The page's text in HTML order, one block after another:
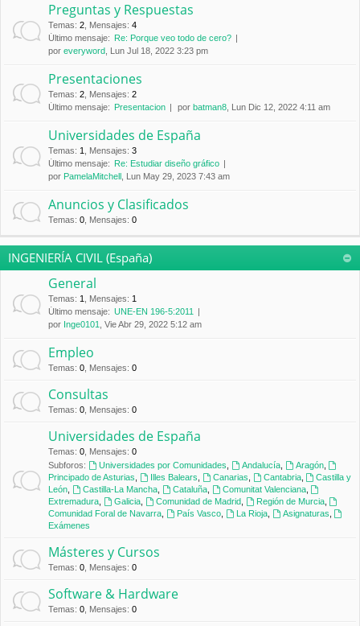
Preguntas y Respuestas
Temas: 2 Mensajes: 4
Último mensaje: Re: Porque veo todo de cero?
por everyword , Lun Jul 18, 2022 3:23 pm
Presentaciones
Temas: 2 Mensajes: 2
Último mensaje: Presentacion por batman8 , Lun Dic 12, 2022 4:11 am
Universidades de España
Temas: 1 Mensajes: 3
Último mensaje: Re: Estudiar diseño gráfico
por PamelaMitchell , Lun May 29, 2023 7:43 am
Anuncios y Clasificados
Temas: 0 Mensajes: 0
INGENIERÍA CIVIL (España)
General
Temas: 1 Mensajes: 1
Último mensaje: UNE-EN 196-5:2011
por Inge0101 , Vie Abr 29, 2022 5:12 am
Empleo
Temas: 0 Mensajes: 0
Consultas
Temas: 0 Mensajes: 0
Universidades de España
Temas: 0 Mensajes: 0
Subforos:
Universidades por Comunidades Andalucía, Aragón,
Principado de Asturias
Illes Balears Canarias Cantabria,
Castilla y
León
Castilla-La Mancha, Cataluña, Comunitat Valenciana,
Extremadura
Galicia, Comunidad de Madrid, Región de Murcia,
Comunidad Foral de Navarra
País Vasco, La Rioja, Asignaturas
Exámenes
Másteres y Cursos
Temas: 0 Mensajes: 0
Software & Hardware
Temas: 0 Mensajes: 0